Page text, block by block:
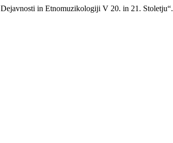
in Etnomuzikologiji V 20. in 21. Stoletju“.